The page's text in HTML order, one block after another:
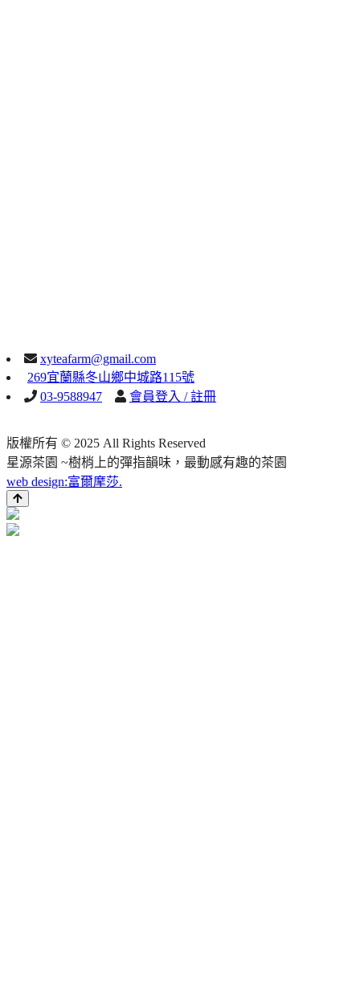
xyteafarm@gmail.com
269宜蘭縣冬山鄉中城路115號
03-9588947
會員登入 / 註冊
版權所有 © 2025 All Rights Reserved
星源茶園 ~樹梢上的彈指韻味，最動感有趣的茶園
web design:富爾摩莎.